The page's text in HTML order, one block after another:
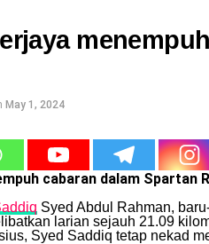
May 1, 2024
cabaran dalam Spartan
Syed Abdul Rahman,
larian sejauh 21.09
Syed Saddiq tetap nekad